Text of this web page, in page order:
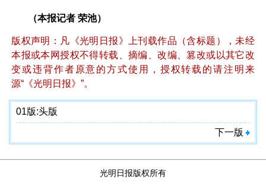
（本报记者 荣池）
版权声明：凡《光明日报》上刊载作品（含标题），未经
本报或本网授权不得转载、摘编、改编、篡改或以其它改
变或违背作者原意的方式使用，授权转载的请注明来
源“《光明日报》”。
01版:头版
下一版
光明日报版权所有